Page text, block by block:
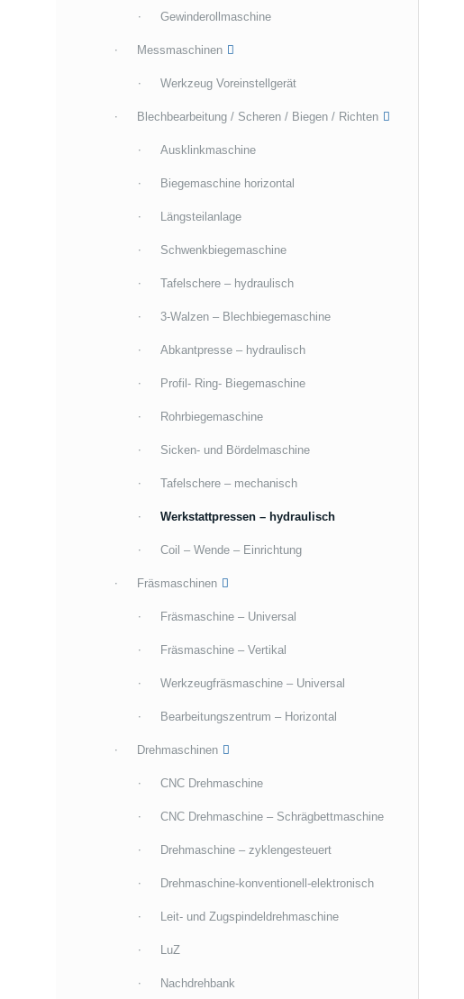
Gewinderollmaschine
Messmaschinen
Werkzeug Voreinstellgerät
Blechbearbeitung / Scheren / Biegen / Richten
Ausklinkmaschine
Biegemaschine horizontal
Längsteilanlage
Schwenkbiegemaschine
Tafelschere – hydraulisch
3-Walzen – Blechbiegemaschine
Abkantpresse – hydraulisch
Profil- Ring- Biegemaschine
Rohrbiegemaschine
Sicken- und Bördelmaschine
Tafelschere – mechanisch
Werkstattpressen – hydraulisch
Coil – Wende – Einrichtung
Fräsmaschinen
Fräsmaschine – Universal
Fräsmaschine – Vertikal
Werkzeugfräsmaschine – Universal
Bearbeitungszentrum – Horizontal
Drehmaschinen
CNC Drehmaschine
CNC Drehmaschine – Schrägbettmaschine
Drehmaschine – zyklengesteuert
Drehmaschine-konventionell-elektronisch
Leit- und Zugspindeldrehmaschine
LuZ
Nachdrehbank